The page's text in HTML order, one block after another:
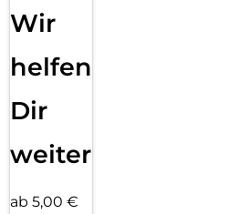
Wir
helfen
Dir
weiter
ab 5,00 €